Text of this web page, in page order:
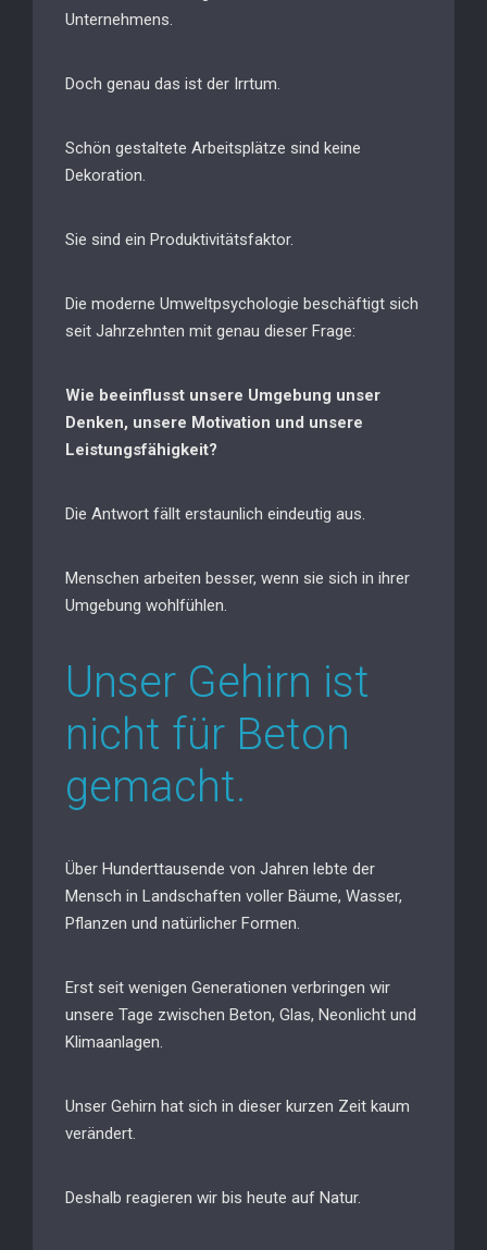
Unternehmens.
Doch genau das ist der Irrtum.
Schön gestaltete Arbeitsplätze sind keine
Dekoration.
Sie sind ein Produktivitätsfaktor.
Die moderne Umweltpsychologie beschäftigt sich
seit Jahrzehnten mit genau dieser Frage:
Wie beeinflusst unsere Umgebung unser
Denken, unsere Motivation und unsere
Leistungsfähigkeit?
Die Antwort fällt erstaunlich eindeutig aus.
Menschen arbeiten besser, wenn sie sich in ihrer
Umgebung wohlfühlen.
Unser Gehirn ist
nicht für Beton
gemacht.
Über Hunderttausende von Jahren lebte der
Mensch in Landschaften voller Bäume, Wasser,
Pflanzen und natürlicher Formen.
Erst seit wenigen Generationen verbringen wir
unsere Tage zwischen Beton, Glas, Neonlicht und
Klimaanlagen.
Unser Gehirn hat sich in dieser kurzen Zeit kaum
verändert.
Deshalb reagieren wir bis heute auf Natur.